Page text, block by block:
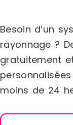
permet le
tuyaux ou
Besoin d’un
rayonnage ?
gratuitement
moins de 24